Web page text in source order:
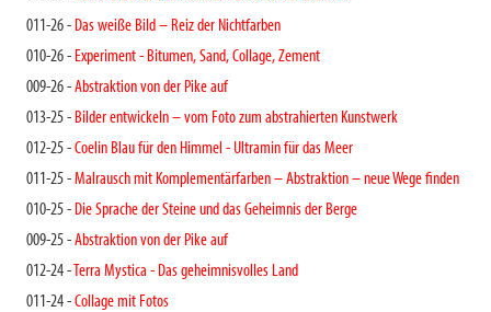
011-26 - Das weiße Bild – Reiz der Nichtfarben
010-26 - Experiment - Bitumen, Sand, Collage, Zement
009-26 -Abstraktion von der Pike auf
013-25 - Bilder entwickeln – vom Foto zum abstrahierten Kunstwerk
012-25 -Coelin Blau für den Himmel - Ultramin für das Meer
011-25 -Malrausch mit Komplementärfarben – Abstraktion – neue Wege finden
010-25 - Die Sprache der Steine und das Geheimnis der Berge
009-25 -Abstraktion von der Pike auf
012-24 - Terra Mystica - Das geheimnisvolles Land
011-24 -Collage mit Fotos